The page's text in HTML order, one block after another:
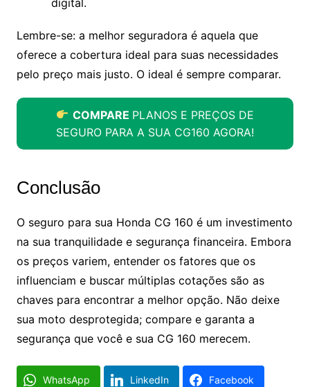
digital.
Lembre-se: a melhor seguradora é aquela que
oferece a cobertura ideal para suas necessidades
pelo preço mais justo. O ideal é sempre comparar.
COMPARE PLANOS E PREÇOS DE
SEGURO PARA A SUA CG160 AGORA!
Conclusão
O seguro para sua Honda CG 160 é um investimento
na sua tranquilidade e segurança financeira. Embora
os preços variem, entender os fatores que os
influenciam e buscar múltiplas cotações são as
chaves para encontrar a melhor opção. Não deixe
sua moto desprotegida; compare e garanta a
segurança que você e sua CG 160 merecem.
WhatsApp LinkedIn Facebook